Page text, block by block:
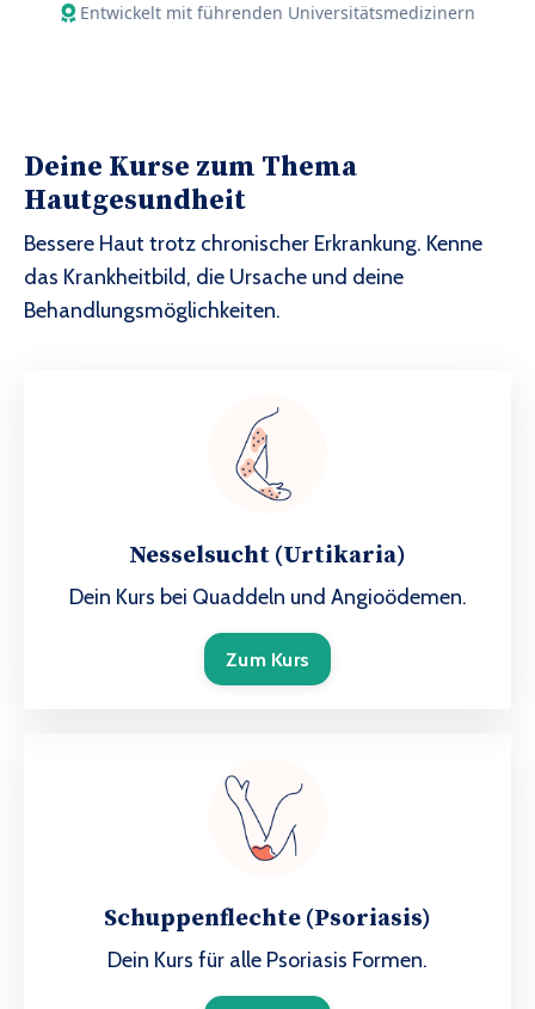
Entwickelt mit führenden Universitätsmedizinern
Deine Kurse zum Thema
Hautgesundheit
Bessere Haut trotz chronischer Erkrankung. Kenne
das Krankheitbild, die Ursache und deine
Behandlungsmöglichkeiten.
Nesselsucht (Urtikaria)
Dein Kurs bei Quaddeln und Angioödemen.
Zum Kurs
Schuppenflechte (Psoriasis)
Dein Kurs für alle Psoriasis Formen.